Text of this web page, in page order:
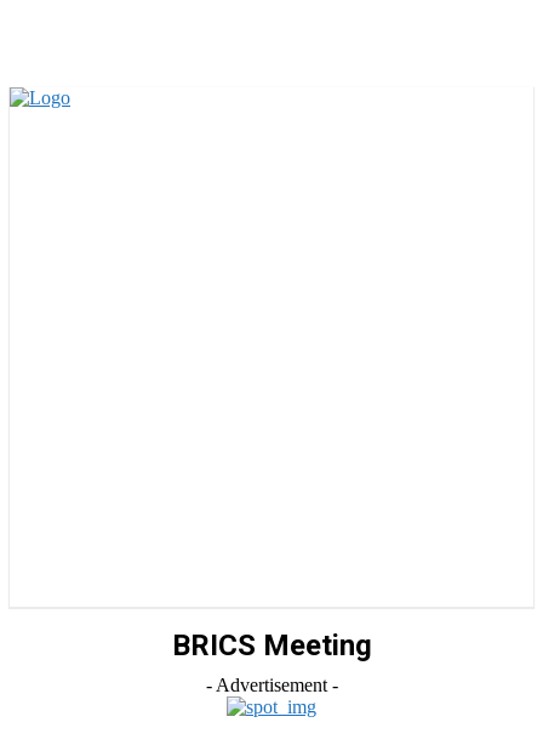
BRICS Meeting
- Advertisement -